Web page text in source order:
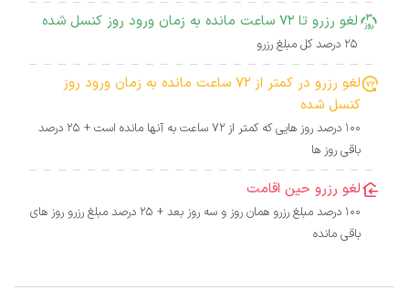
لغو رزرو تا 72 ساعت مانده به زمان ورود روز کنسل شده
25 درصد کل مبلغ رزرو
لغو رزرو در کمتر از 72 ساعت مانده به زمان ورود روز
کنسل شده
100 درصد روز هایی که کمتر از 72 ساعت به آنها مانده است + 25 درصد
باقی روز ها
لغو رزرو حین اقامت
100 درصد مبلغ رزرو همان روز و سه روز بعد + 25 درصد مبلغ رزرو روز های
باقی مانده